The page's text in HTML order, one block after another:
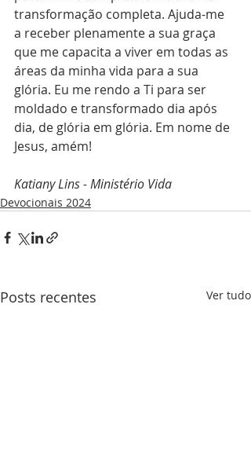
transformação completa. Ajuda-me
a receber plenamente a sua graça
que me capacita a viver em todas as
áreas da minha vida para a sua
glória. Eu me rendo a Ti para ser
moldado e transformado dia após
dia, de glória em glória. Em nome de
Jesus, amém!
Katiany Lins - Ministério Vida
Devocionais 2024
Posts recentes Ver tudo